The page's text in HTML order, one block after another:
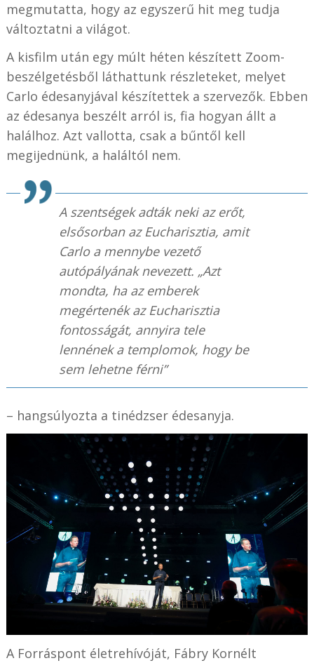
megmutatta, hogy az egyszerű hit meg tudja
változtatni a világot.
A kisfilm után egy múlt héten készített Zoom-
beszélgetésből láthattunk részleteket, melyet
Carlo édesanyjával készítettek a szervezők. Ebben
az édesanya beszélt arról is, fia hogyan állt a
halálhoz. Azt vallotta, csak a bűntől kell
megijednünk, a haláltól nem.
A szentségek adták neki az erőt,
elsősorban az Eucharisztia, amit
Carlo a mennybe vezető
autópályának nevezett. „Azt
mondta, ha az emberek
megértenék az Eucharisztia
fontosságát, annyira tele
lennének a templomok, hogy be
sem lehetne férni”
– hangsúlyozta a tinédzser édesanyja.
A Forráspont életrehívóját, Fábry Kornélt